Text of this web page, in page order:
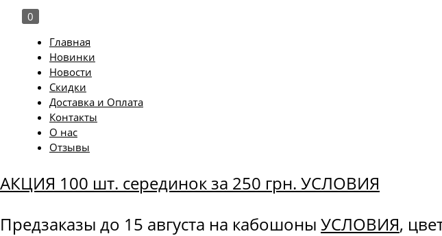
0
Главная
Новинки
Новости
Скидки
Доставка и Оплата
Контакты
О нас
Отзывы
АКЦИЯ 100 шт. серединок за 250 грн. УСЛОВИЯ
Предзаказы до 15 августа на кабошоны УСЛОВИЯ,